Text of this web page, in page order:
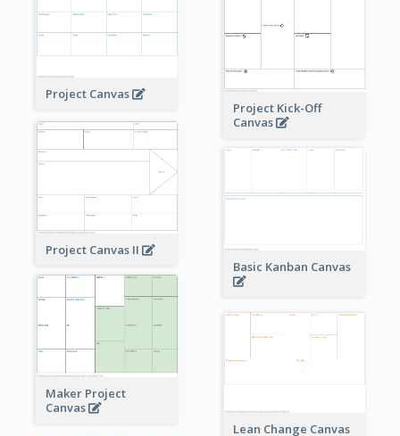
Project Canvas
Project Kick-Off
Canvas
Project Canvas II
Basic Kanban Canvas
Maker Project
Canvas
Lean Change Canvas